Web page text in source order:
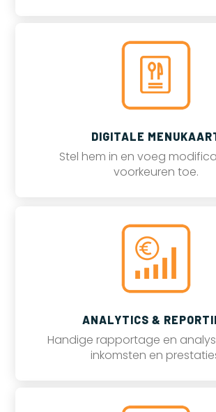
DIGITALE
Stel hem in en voeg
voorkeuren toe.
ANALYTICS &
Handige rapportage en
inkomsten en